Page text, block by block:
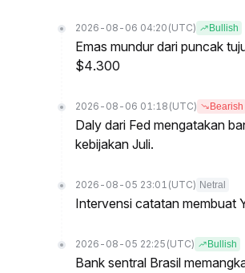
2026-08-06 04:20 (UTC) Bullish
Emas mundur dari puncak
$4.300
2026-08-06 01:18 (UTC) Bearish
Daly dari Fed mengatakan
kebijakan Juli.
2026-08-05 23:01 (UTC) Netral
Intervensi catatan membuat
2026-08-05 22:25 (UTC) Bullish
Bank sentral Brasil